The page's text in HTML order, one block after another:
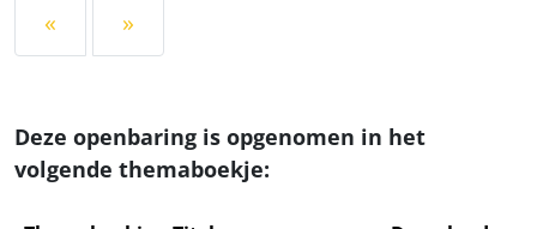
« »
Deze openbaring is opgenomen in het
volgende themaboekje: